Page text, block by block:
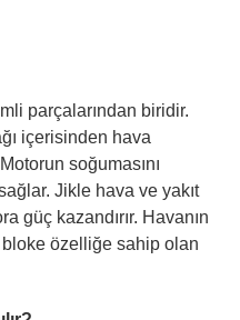
parçalarından biridir.
içerisinden hava
soğumasını
Jikle hava ve yakıt
güç kazandırır. Havanın
bloke özelliğe sahip olan